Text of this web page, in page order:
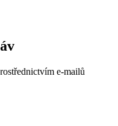
e-mailů